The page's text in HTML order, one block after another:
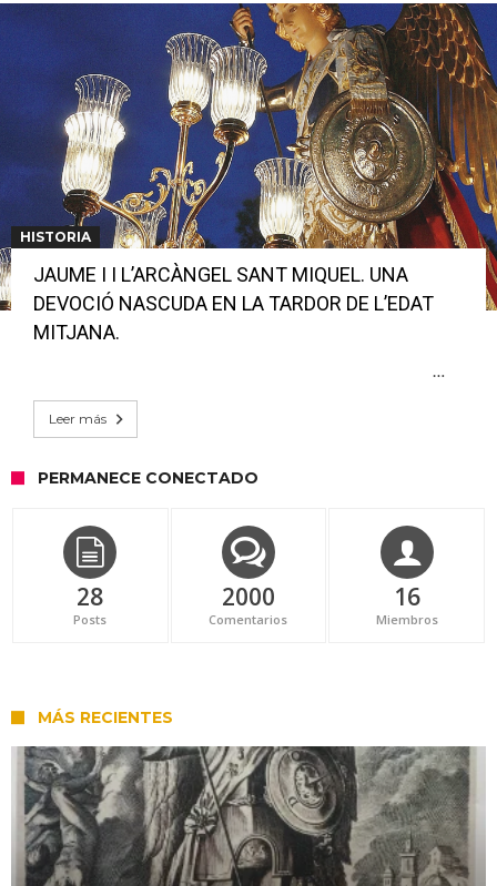
HISTORIA
JAUME I I L’ARCÀNGEL SANT MIQUEL. UNA
DEVOCIÓ NASCUDA EN LA TARDOR DE L’EDAT
MITJANA.
…
Leer más
PERMANECE CONECTADO
28
Posts
2000
Comentarios
16
Miembros
MÁS RECIENTES